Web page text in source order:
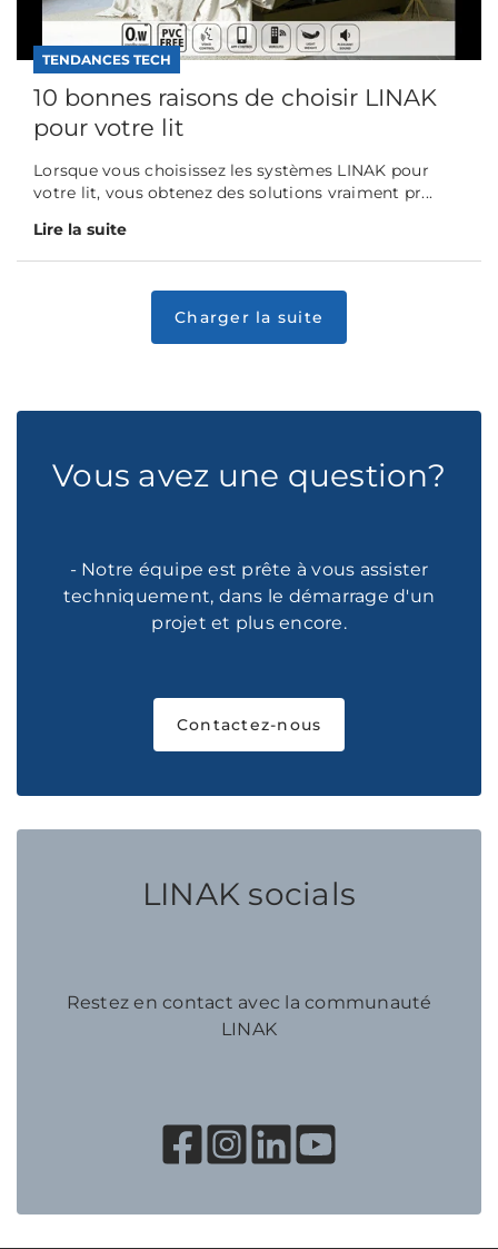
TENDANCES TECH
10 bonnes raisons de choisir LINAK
pour votre lit
Lorsque vous choisissez les systèmes LINAK pour
votre lit, vous obtenez des solutions vraiment pr...
Lire la suite
Vous avez une question?
- Notre équipe est prête à vous assister
techniquement, dans le démarrage d'un
projet et plus encore.
Contactez-nous
LINAK socials
Restez en contact avec la communauté
LINAK